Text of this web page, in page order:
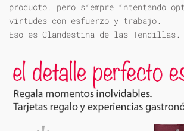
producto, pero siempre intentando
virtudes con esfuerzo y trabajo.
Eso es Clandestina de las Tendillas.